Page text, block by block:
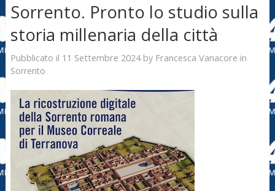
Sorrento. Pronto lo studio sulla
storia millenaria della città
Pubblicato il 11 Settembre 2024by Francesca Vanacore in
Sorrento